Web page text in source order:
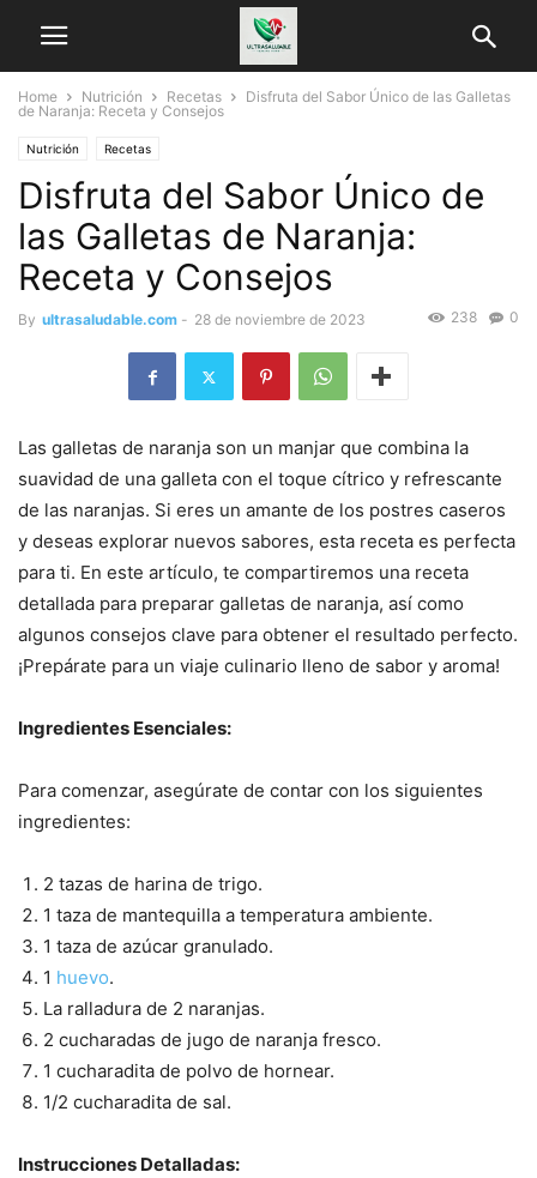
Home Nutrición Recetas
Disfruta del Sabor Único de las Galletas
de Naranja: Receta y Consejos
Nutrición Recetas
Disfruta del Sabor Único de
las Galletas de Naranja:
Receta y Consejos
By ultrasaludable.com - 28 de noviembre de 2023 0
238
Las galletas de naranja son un manjar que combina la
suavidad de una galleta con el toque cítrico y refrescante
de las naranjas. Si eres un amante de los postres caseros
y deseas explorar nuevos sabores, esta receta es perfecta
para ti. En este artículo, te compartiremos una receta
detallada para preparar galletas de naranja, así como
algunos consejos clave para obtener el resultado perfecto.
¡Prepárate para un viaje culinario lleno de sabor y aroma!
Ingredientes Esenciales:
Para comenzar, asegúrate de contar con los siguientes
ingredientes:
2 tazas de harina de trigo.
1 taza de mantequilla a temperatura ambiente.
1 taza de azúcar granulado.
1 huevo.
La ralladura de 2 naranjas.
2 cucharadas de jugo de naranja fresco.
1 cucharadita de polvo de hornear.
1/2 cucharadita de sal.
Instrucciones Detalladas: